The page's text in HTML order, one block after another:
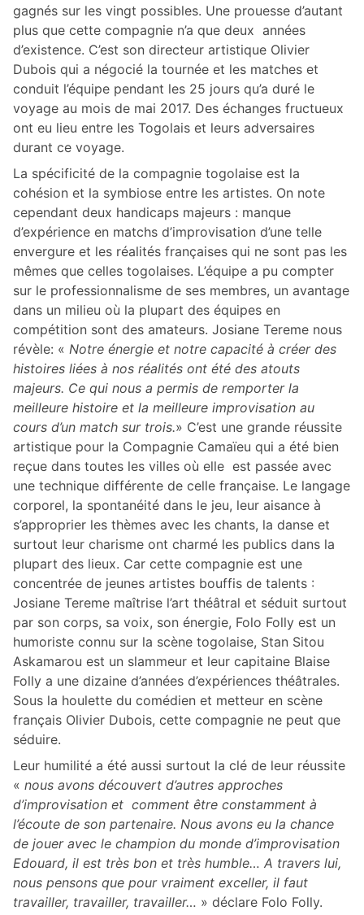
gagnés sur les vingt possibles. Une prouesse d’autant
plus que cette compagnie n’a que deux années
d’existence. C’est son directeur artistique Olivier
Dubois qui a négocié la tournée et les matches et
conduit l’équipe pendant les 25 jours qu’a duré le
voyage au mois de mai 2017. Des échanges fructueux
ont eu lieu entre les Togolais et leurs adversaires
durant ce voyage.
La spécificité de la compagnie togolaise est la
cohésion et la symbiose entre les artistes. On note
cependant deux handicaps majeurs : manque
d’expérience en matchs d’improvisation d’une telle
envergure et les réalités françaises qui ne sont pas les
mêmes que celles togolaises. L’équipe a pu compter
sur le professionnalisme de ses membres, un avantage
dans un milieu où la plupart des équipes en
compétition sont des amateurs. Josiane Tereme nous
révèle: « Notre énergie et notre capacité à créer des
histoires liées à nos réalités ont été des atouts
majeurs. Ce qui nous a permis de remporter la
meilleure histoire et la meilleure improvisation au
cours d’un match sur trois.» C’est une grande réussite
artistique pour la Compagnie Camaïeu qui a été bien
reçue dans toutes les villes où elle est passée avec
une technique différente de celle française. Le langage
corporel, la spontanéité dans le jeu, leur aisance à
s’approprier les thèmes avec les chants, la danse et
surtout leur charisme ont charmé les publics dans la
plupart des lieux. Car cette compagnie est une
concentrée de jeunes artistes bouffis de talents :
Josiane Tereme maîtrise l’art théâtral et séduit surtout
par son corps, sa voix, son énergie, Folo Folly est un
humoriste connu sur la scène togolaise, Stan Sitou
Askamarou est un slammeur et leur capitaine Blaise
Folly a une dizaine d’années d’expériences théâtrales.
Sous la houlette du comédien et metteur en scène
français Olivier Dubois, cette compagnie ne peut que
séduire.
Leur humilité a été aussi surtout la clé de leur réussite
« nous avons découvert d’autres approches
d’improvisation et comment être constamment à
l’écoute de son partenaire. Nous avons eu la chance
de jouer avec le champion du monde d’improvisation
Edouard, il est très bon et très humble… A travers lui,
nous pensons que pour vraiment exceller, il faut
travailler, travailler, travailler… » déclare Folo Folly.